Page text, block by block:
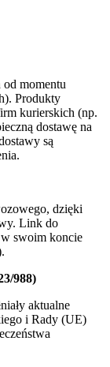
momentu
Produkty
kurierskich (np.
dostawę na
są
dzięki
Link do
swoim koncie
988)
aktualne
i Rady (UE)